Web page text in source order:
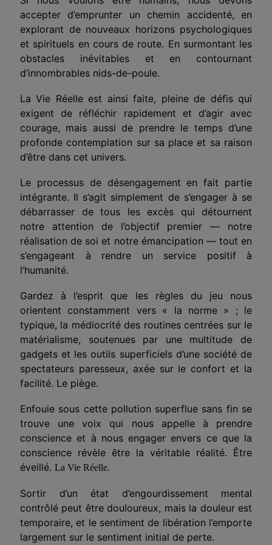
accepter d’emprunter un chemin accidenté, en
explorant de nouveaux horizons psychologiques
et spirituels en cours de route. En surmontant les
obstacles inévitables et en contournant
d’innombrables nids-de-poule.
La Vie Réelle est ainsi faite, pleine de défis qui
exigent de réfléchir rapidement et d’agir avec
courage, mais aussi de prendre le temps d’une
profonde contemplation sur sa place et sa raison
d’être dans cet univers.
Le processus de désengagement en fait partie
intégrante. Il s’agit simplement de s’engager à se
débarrasser de tous les excès qui détournent
notre attention de l’objectif premier — notre
réalisation de soi et notre émancipation — tout en
s’engageant à rendre un service positif à
l’humanité.
Gardez à l’esprit que les règles du jeu nous
orientent constamment vers « la norme » ; le
typique, la médiocrité des routines centrées sur le
matérialisme, soutenues par une multitude de
gadgets et les outils superficiels d’une société de
spectateurs paresseux, axée sur le confort et la
facilité. Le piège.
Enfouie sous cette pollution superflue sans fin se
trouve une voix qui nous appelle à prendre
conscience et à nous engager envers ce que la
conscience révèle être la véritable réalité. Être
éveillé. La Vie Réelle.
Sortir d’un état d’engourdissement mental
contrôlé peut être douloureux, mais la douleur est
temporaire, et le sentiment de libération l’emporte
largement sur le sentiment initial de perte.